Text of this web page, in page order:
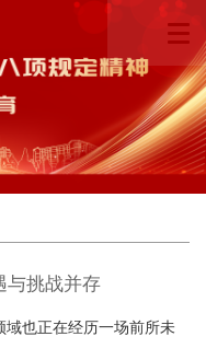
与挑战并存
域也正在经历一场前所未